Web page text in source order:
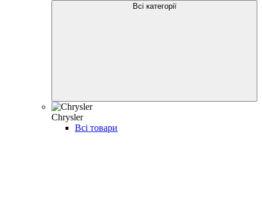
Всі категорії
Chrysler
Всі товари